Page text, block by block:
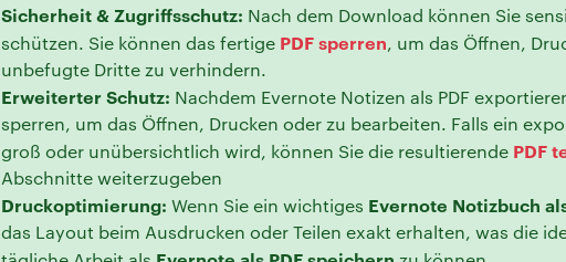
Sicherheit & Zugriffsschutz: Nach dem Download können Sie
schützen. Sie können das fertige PDF sperren, um das Öffnen,
unbefugte Dritte zu verhindern.
Erweiterter Schutz: Nachdem Evernote Notizen als PDF
sperren, um das Öffnen, Drucken oder zu bearbeiten. Falls ein
groß oder unübersichtlich wird, können Sie die resultierende PDF
Abschnitte weiterzugeben
Druckoptimierung: Wenn Sie ein wichtiges Evernote Notizbuch
das Layout beim Ausdrucken oder Teilen exakt erhalten, was die